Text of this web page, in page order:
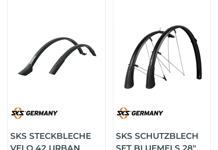
SKS STECKBLECHE
VELO 42 URBAN
SKS SCHUTZBLECH
SET BLUEMELS 28"